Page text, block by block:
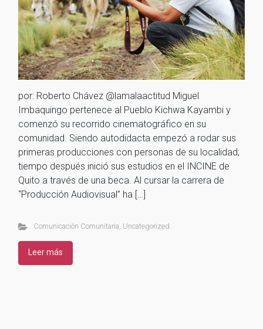
por: Roberto Chávez @lamalaactitud Miguel
Imbaquingo pertenece al Pueblo Kichwa Kayambi y
comenzó su recorrido cinematográfico en su
comunidad. Siendo autodidacta empezó a rodar sus
primeras producciones con personas de su localidad;
tiempo después inició sus estudios en el INCINE de
Quito a través de una beca. Al cursar la carrera de
“Producción Audiovisual” ha […]
Comunicación Comunitaria, Uncategorized
Leer más